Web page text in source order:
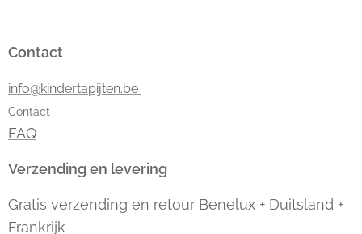
Contact
info@kindertapijten.be
Contact
FAQ
Verzending en levering
Gratis verzending en retour Benelux + Duitsland +
Frankrijk